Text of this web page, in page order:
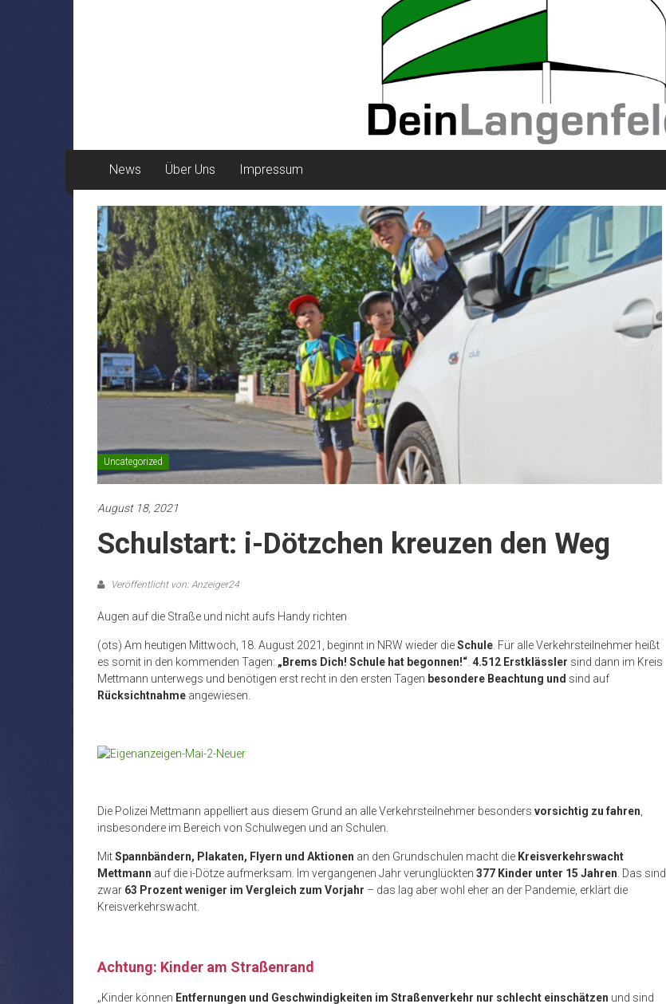
News Über Uns Impressum
Uncategorized
August 18, 2021
Schulstart: i-Dötzchen kreuzen den Weg
Veröffentlicht von: Anzeiger24
Augen auf die Straße und nicht aufs Handy richten
(ots) Am heutigen Mittwoch, 18. August 2021, beginnt in NRW wieder dieSchule . Für alle Verkehrsteilnehmer heißt
es somit in den kommenden Tagen: „Brems Dich! Schule hat begonnen!“ 4.512 Erstklässler sind dann im Kreis
Mettmann unterwegs und benötigen erst recht in den ersten Tagen besondere Beachtung und sind auf
Rücksichtnahme angewiesen.
Die Polizei Mettmann appelliert aus diesem Grund an alle Verkehrsteilnehmer besonders vorsichtig zu fahren
insbesondere im Bereich von Schulwegen und an Schulen.
MitSpannbändern, Plakaten, Flyern und Aktionen an den Grundschulen macht die Kreisverkehrswacht
Mettmann auf die i-Dötze aufmerksam. Im vergangenen Jahr verunglückten 377 Kinder unter 15 Jahren . Das sind
zwar 63 Prozent weniger im Vergleich zum Vorjahr – das lag aber wohl eher an der Pandemie, erklärt die
Kreisverkehrswacht.
Achtung: Kinder am Straßenrand
„Kinder können Entfernungen und Geschwindigkeiten im Straßenverkehr nur schlecht einschätzen und sind